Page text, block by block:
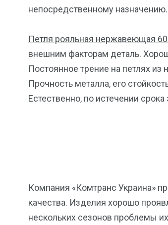
непосредственному назначению.
Петля рояльная нержавеющая
внешним факторам деталь.
Постоянное трение на петлях
Прочность металла, его
Естественно, по истечении
Компания «Комтранс Украина»
качества. Изделия хорошо
нескольких сезонов проблемы